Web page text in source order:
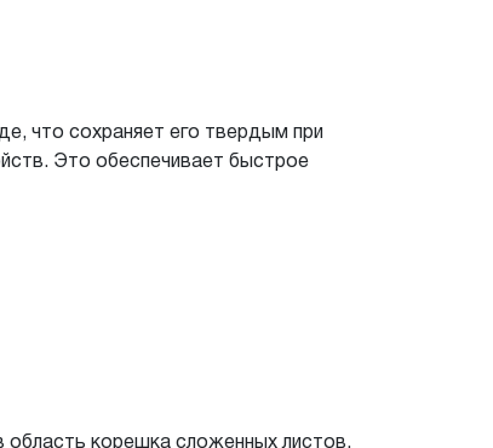
что сохраняет его твердым при
Это обеспечивает быстрое
область корешка сложенных листов.